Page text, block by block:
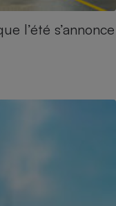
l’été s’annonce